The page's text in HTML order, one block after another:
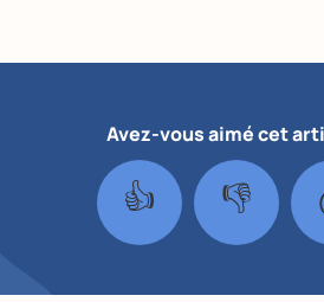
Avez-vous aimé cet
👍 👎